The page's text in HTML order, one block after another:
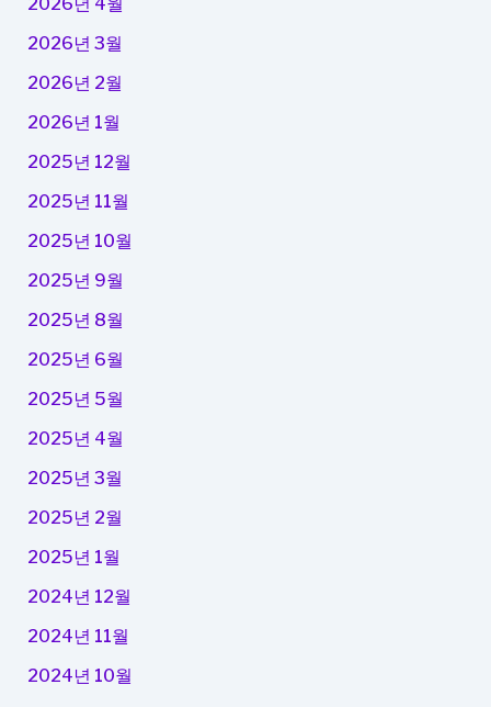
2026년 3월
2026년 2월
2026년 1월
2025년 12월
2025년 11월
2025년 10월
2025년 9월
2025년 8월
2025년 6월
2025년 5월
2025년 4월
2025년 3월
2025년 2월
2025년 1월
2024년 12월
2024년 11월
2024년 10월